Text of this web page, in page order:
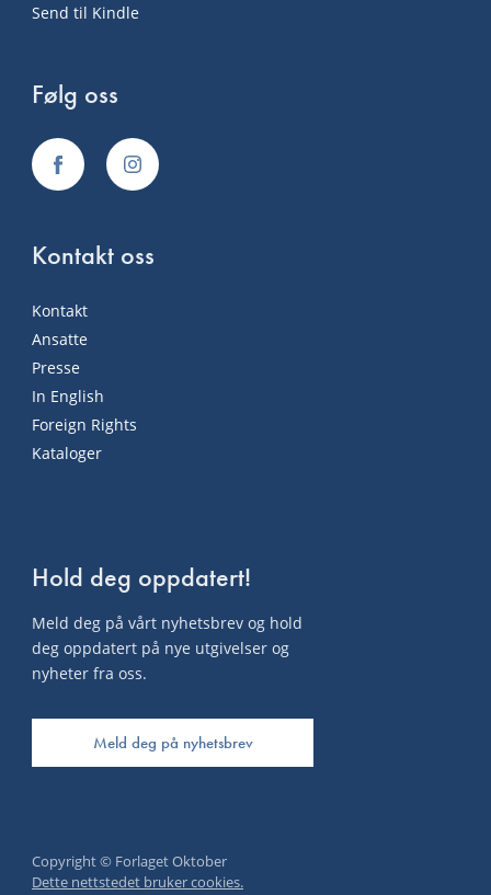
Send til Kindle
Følg oss
Kontakt oss
Kontakt
Ansatte
Presse
In English
Foreign Rights
Kataloger
Hold deg oppdatert!
Meld deg på vårt nyhetsbrev og hold
deg oppdatert på nye utgivelser og
nyheter fra oss.
Meld deg på nyhetsbrev
Copyright © Forlaget Oktober
Dette nettstedet bruker cookies.